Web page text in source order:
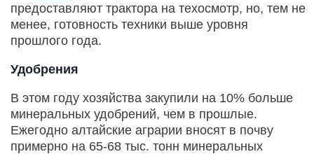
предоставляют трактора на техосмотр, но, тем не
менее, готовность техники выше уровня
прошлого года.
Удобрения
В этом году хозяйства закупили на 10% больше
минеральных удобрений, чем в прошлые.
Ежегодно алтайские аграрии вносят в почву
примерно на 65-68 тыс. тонн минеральных